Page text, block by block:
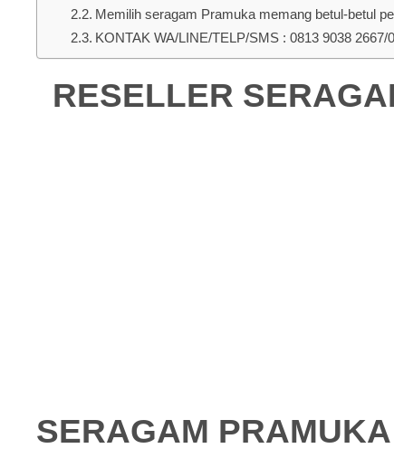
Memilih seragam Pramuka memang betul-betul
KONTAK WA/LINE/TELP/SMS : 0813 9038
RESELLER
SERAGAM PRAMUKA